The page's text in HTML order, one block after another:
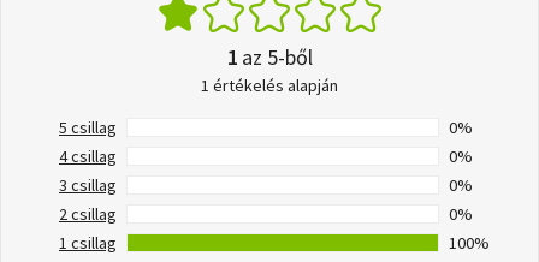
1 az 5-ből
1 értékelés alapján
5 csillag
0%
4 csillag
0%
3 csillag
0%
2 csillag
0%
1 csillag
100%